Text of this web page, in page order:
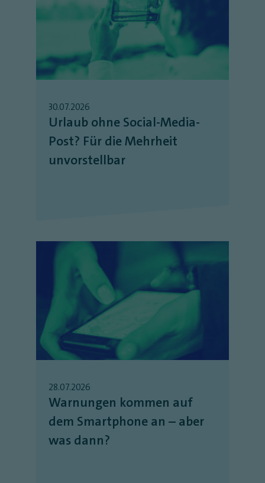
30.07.2026
Urlaub ohne Social-Media-
Post? Für die Mehrheit
unvorstellbar
28.07.2026
Warnungen kommen auf
dem Smartphone an – aber
was dann?